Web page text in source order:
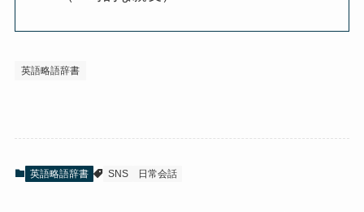
英語略語辞書
英語略語辞書 SNS 日常会話